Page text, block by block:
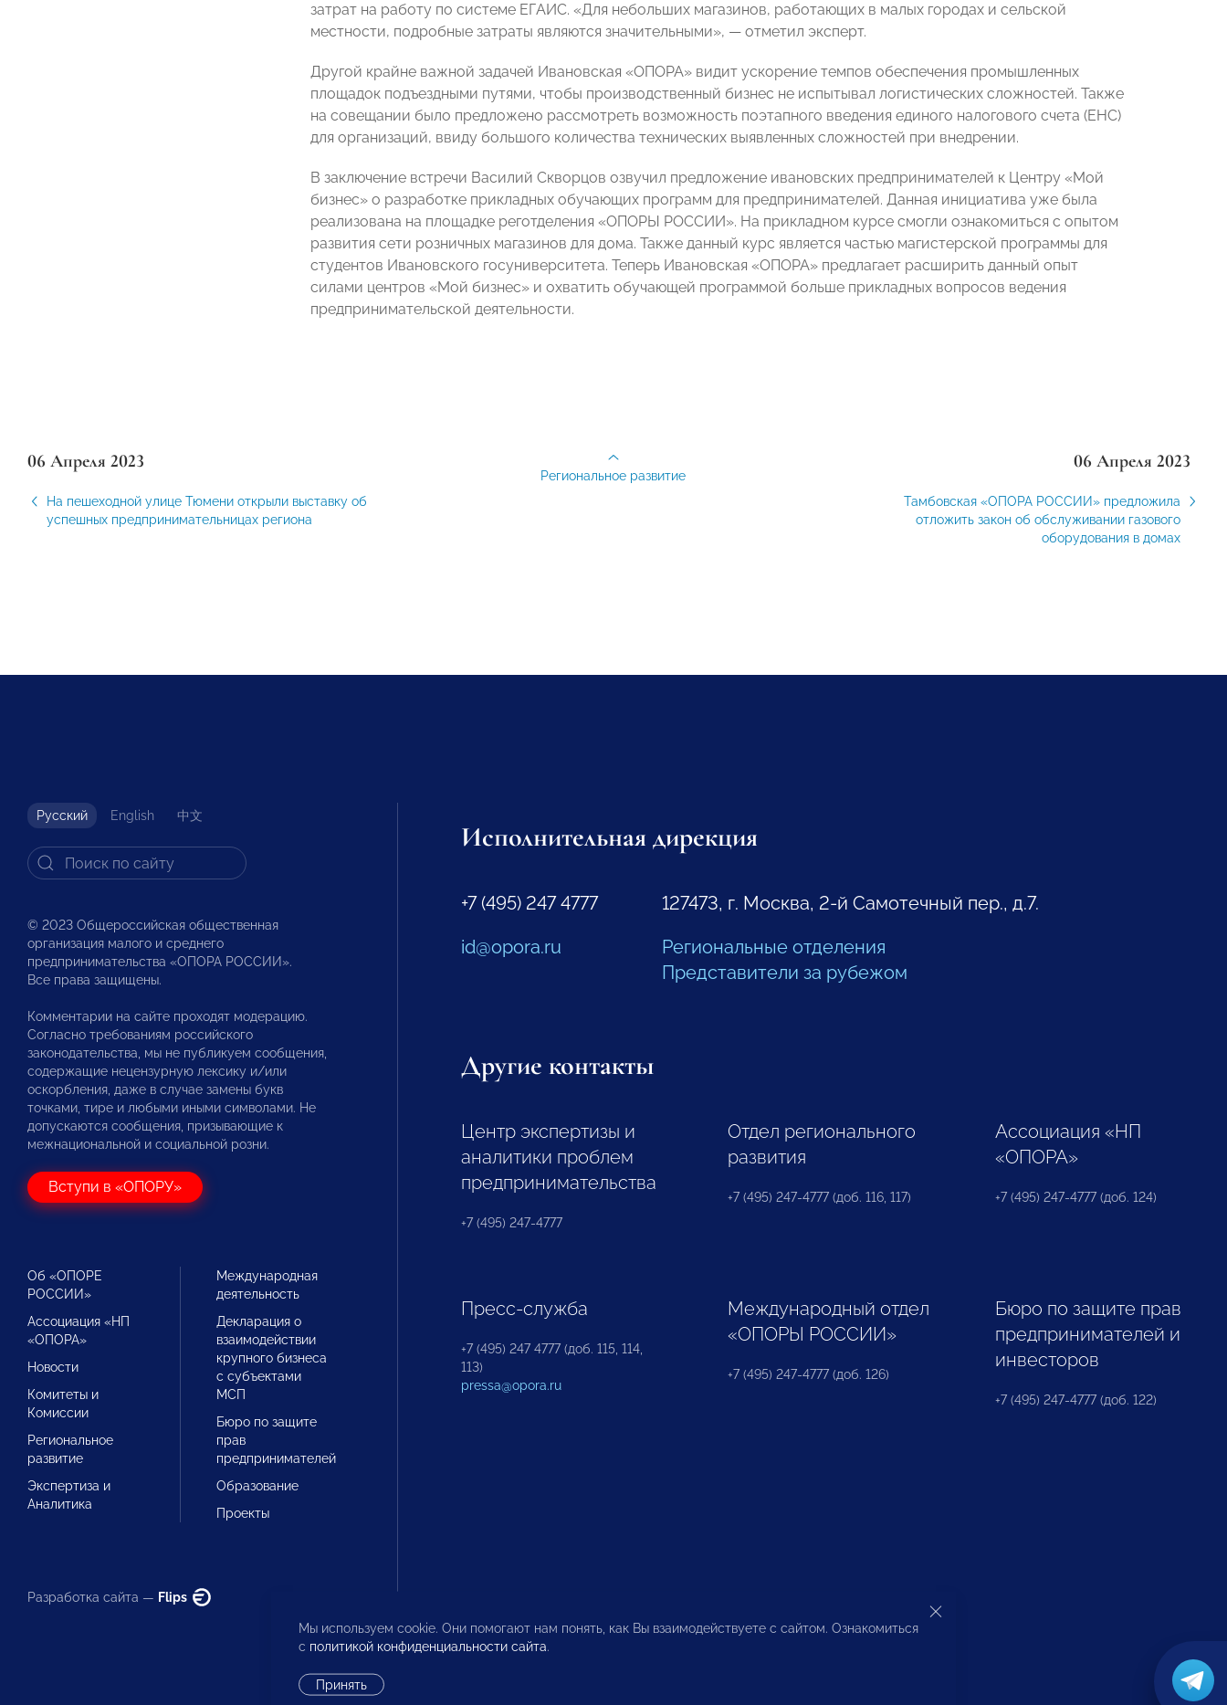
затрат на работу по системе ЕГАИС. «Для небольших магазинов, работающих в малых городах и сельской
местности, подробные затраты являются значительными», — отметил эксперт.
Другой крайне важной задачей Ивановская «ОПОРА» видит ускорение темпов обеспечения промышленных
площадок подъездными путями, чтобы производственный бизнес не испытывал логистических сложностей. Также
на совещании было предложено рассмотреть возможность поэтапного введения единого налогового счета (ЕНС)
для организаций, ввиду большого количества технических выявленных сложностей при внедрении.
В заключение встречи Василий Скворцов озвучил предложение ивановских предпринимателей к Центру «Мой
бизнес» о разработке прикладных обучающих программ для предпринимателей. Данная инициатива уже была
реализована на площадке реготделения «ОПОРЫ РОССИИ». На прикладном курсе смогли ознакомиться с опытом
развития сети розничных магазинов для дома. Также данный курс является частью магистерской программы для
студентов Ивановского госуниверситета. Теперь Ивановская «ОПОРА» предлагает расширить данный опыт
силами центров «Мой бизнес» и охватить обучающей программой больше прикладных вопросов ведения
предпринимательской деятельности.
06 Апреля 2023
На пешеходной улице Тюмени открыли выставку об
успешных предпринимательницах региона
06 Апреля 2023
Тамбовская «ОПОРА РОССИИ» предложила
отложить закон об обслуживании газового
оборудования в домах
Региональное развитие
Русский English 中文
© 2023 Общероссийская общественная
организация малого и среднего
предпринимательства «ОПОРА РОССИИ».
Все права защищены.
Комментарии на сайте проходят модерацию.
Согласно требованиям российского
законодательства, мы не публикуем сообщения,
содержащие нецензурную лексику и/или
оскорбления, даже в случае замены букв
точками, тире и любыми иными символами. Не
допускаются сообщения, призывающие к
межнациональной и социальной розни.
Вступи в «ОПОРУ»
Об «ОПОРЕ
РОССИИ»
Ассоциация «НП
«ОПОРА»
Новости
Комитеты и
Комиссии
Региональное
развитие
Экспертиза и
Аналитика
Международная
деятельность
Декларация о
взаимодействии
крупного бизнеса
с субъектами
МСП
Бюро по защите
прав
предпринимателей
Образование
Проекты
Разработка сайта — Flips
Исполнительная дирекция
+7 (495) 247 4777
id@opora.ru
127473, г. Москва, 2-й Самотечный пер., д.7.
Региональные отделения
Представители за рубежом
Другие контакты
Центр экспертизы и
аналитики проблем
предпринимательства
+7 (495) 247-4777
Отдел регионального
развития
+7 (495) 247-4777 (доб. 116, 117)
Ассоциация «НП
«ОПОРА»
+7 (495) 247-4777 (доб. 124)
Пресс-служба
+7 (495) 247 4777 (доб. 115, 114,
113)
pressa@opora.ru
Международный отдел
«ОПОРЫ РОССИИ»
+7 (495) 247-4777 (доб. 126)
Бюро по защите прав
предпринимателей и
инвесторов
+7 (495) 247-4777 (доб. 122)
Мы используем cookie. Они помогают нам понять, как Вы взаимодействуете с сайтом. Ознакомиться
с политикой конфиденциальности сайта.
Принять